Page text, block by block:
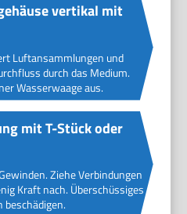
vertikal mit
Luftansammlungen und
durch das Medium.
Wasserwaage aus.
mit T-Stück oder
Ziehe Verbindungen
Kraft nach. Überschüssiges